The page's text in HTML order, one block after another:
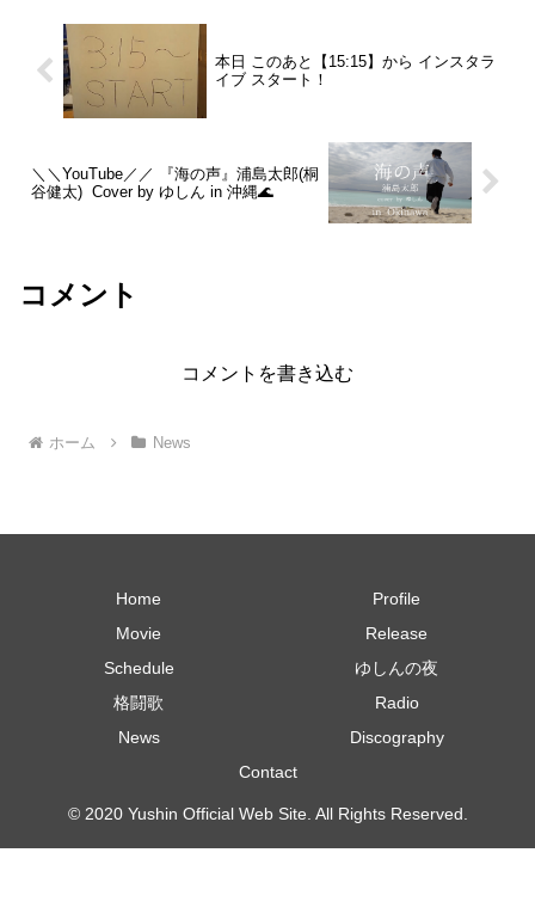
本日 このあと【15:15】から インスタラ
イブ スタート！
＼＼YouTube／／ 『海の声』浦島太郎(桐
谷健太) Cover by ゆしん in 沖縄🌊
コメント
コメントを書き込む
ホーム News
Home
Profile
Movie
Release
Schedule
ゆしんの夜
格闘歌
Radio
News
Discography
Contact
© 2020 Yushin Official Web Site. All Rights Reserved.